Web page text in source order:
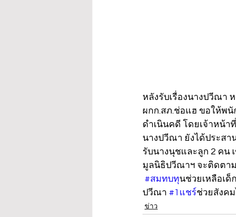
หลังรับเรื่องนางปวีณา
ผกก.สภ.ช่อแฮ ขอให้พ
ดำเนินคดี โดยเจ้าหน้า
นางปวีณา ยังได้ประส
รับนางนุชและลูก 2 คน
มูลนิธิปวีณาฯ จะติดตา
#สมทบทนช่วยเหลือเด็
ปวีณา #1แชรช่วยสังค
ข่าว